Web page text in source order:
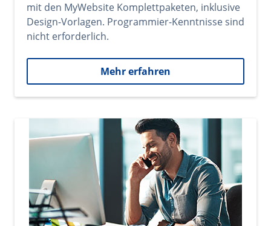
mit den MyWebsite Komplettpaketen, inklusive
Design-Vorlagen. Programmier-Kenntnisse sind
nicht erforderlich.
Mehr erfahren